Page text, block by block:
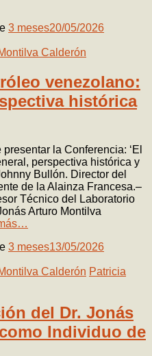
3 meses20/05/2026
Calderón
venezolano:
histórica
la Conferencia: ‘El
perspectiva histórica y
Bullón. Director del
de la Alainza Francesa.–
Técnico del Laboratorio
Arturo Montilva
3 meses13/05/2026
Calderón Patricia
del Dr. Jonás
Individuo de